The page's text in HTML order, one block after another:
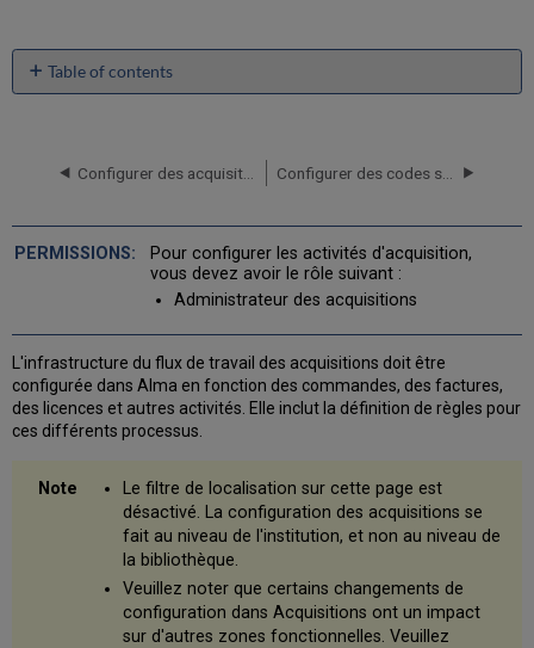
Table of contents
No
Pour configurer les activités d'acquisition,
vous devez avoir le rôle suivant :
Administrateur des acquisitions
L'infrastructure du flux de travail des acquisitions doit être
configurée dans Alma en fonction des commandes, des factures,
des licences et autres activités. Elle inclut la définition de règles pour
ces différents processus.
Le filtre de localisation sur cette page est
désactivé. La configuration des acquisitions se
fait au niveau de l'institution, et non au niveau de
la bibliothèque.
Veuillez noter que certains changements de
configuration dans Acquisitions ont un impact
sur d'autres zones fonctionnelles. Veuillez